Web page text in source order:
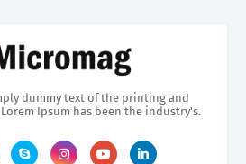
dummy text of the printing and
Ipsum has been the industry's.